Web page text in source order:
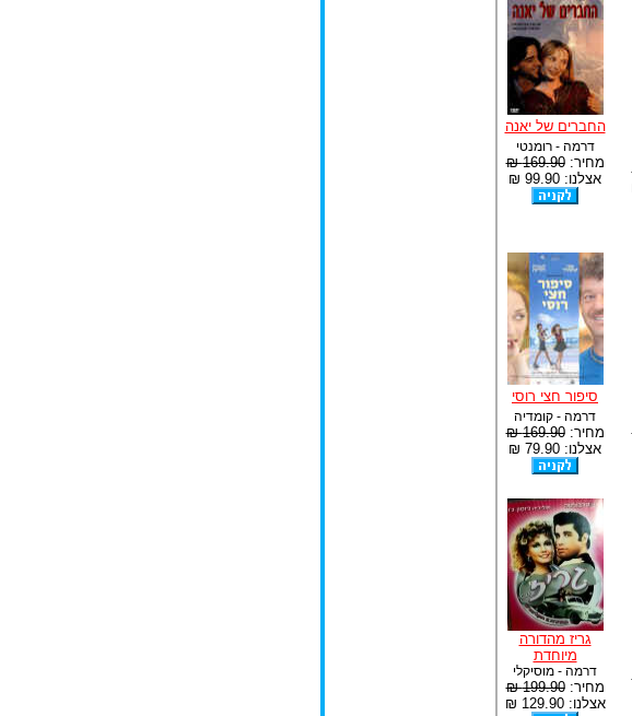
החברים של יאנה
דרמה - רומנטי
מחיר:169.90 ₪
אצלנו: 99.90 ₪
סיפור חצי רוסי
דרמה - קומדיה
מחיר:169.90 ₪
אצלנו: 79.90 ₪
גריז מהדורה
מיוחדת
דרמה - מוסיקלי
מחיר:199.90 ₪
אצלנו: 129.90 ₪